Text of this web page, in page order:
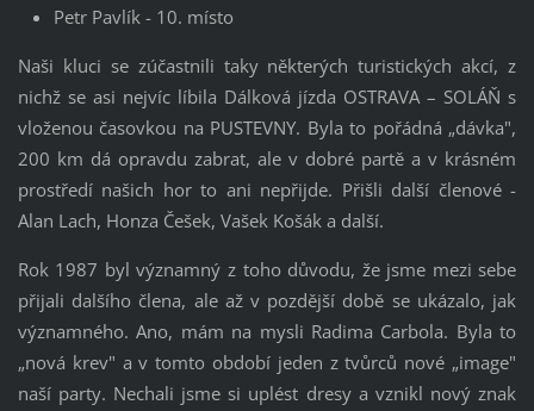
Petr Pavlík - 10. místo
Naši kluci se zúčastnili taky některých turistických akcí, z
nichž se asi nejvíc líbila Dálková jízda OSTRAVA – SOLÁŇ s
vloženou časovkou na PUSTEVNY. Byla to pořádná „dávka",
200 km dá opravdu zabrat, ale v dobré partě a v krásném
prostředí našich hor to ani nepřijde. Přišli další členové -
Alan Lach, Honza Češek, Vašek Košák a další.
Rok 1987 byl významný z toho důvodu, že jsme mezi sebe
přijali dalšího člena, ale až v pozdější době se ukázalo, jak
významného. Ano, mám na mysli Radima Carbola. Byla to
„nová krev" a v tomto období jeden z tvůrců nové „image"
naší party. Nechali jsme si uplést dresy a vznikl nový znak